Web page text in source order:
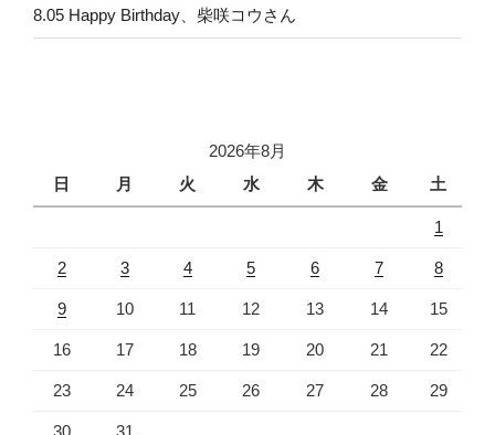
8.05 Happy Birthday、柴咲コウさん
2026年8月
日
月 火 水 木 金 土
1
2 3 4 5 6 7 8
9 10 11 12 13 14 15
16 17 18 19 20 21 22
23 24 25 26 27 28 29
30 31